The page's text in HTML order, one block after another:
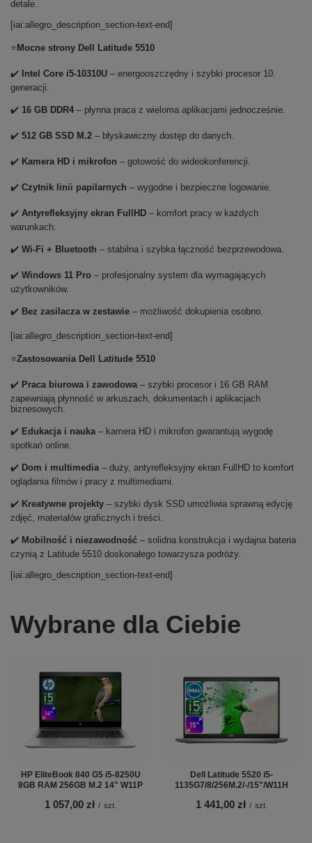
detale.
[iai:allegro_description_section-text-end]
⭐ Mocne strony Dell Latitude 5510
✔️ Intel Core i5-10310U – energooszczędny i szybki procesor 10.
generacji.
✔️ 16 GB DDR4 – płynna praca z wieloma aplikacjami jednocześnie.
✔️ 512 GB SSD M.2 – błyskawiczny dostęp do danych.
✔️ Kamera HD i mikrofon – gotowość do wideokonferencji.
✔️ Czytnik linii papilarnych – wygodne i bezpieczne logowanie.
✔️ Antyrefleksyjny ekran FullHD – komfort pracy w każdych
warunkach.
✔️ Wi-Fi + Bluetooth – stabilna i szybka łączność bezprzewodowa.
✔️ Windows 11 Pro – profesjonalny system dla wymagających
użytkowników.
✔️ Bez zasilacza w zestawie – możliwość dokupienia osobno.
[iai:allegro_description_section-text-end]
⭐Zastosowania Dell Latitude 5510
✔️ Praca biurowa i zawodowa– szybki procesor i 16 GB RAM
zapewniają płynność w arkuszach, dokumentach i aplikacjach
biznesowych.
✔️ Edukacja i nauka– kamera HD i mikrofon gwarantują wygodę
spotkań online.
✔️ Dom i multimedia– duży, antyrefleksyjny ekran FullHD to komfort
oglądania filmów i pracy z multimediami.
✔️ Kreatywne projekty – szybki dysk SSD umożliwia sprawną edycję
zdjęć, materiałów graficznych i treści.
✔️ Mobilność i niezawodność – solidna konstrukcja i wydajna bateria
czynią z Latitude 5510 doskonałego towarzysza podróży.
[iai:allegro_description_section-text-end]
Wybrane dla Ciebie
HP EliteBook 840 G5 i5-8250U
8GB RAM 256GB M.2 14" W11P
1 057,00 zł / szt.
Dell Latitude 5520 i5-
1135G7/8/256M.2/-/15"/W11H
1 441,00 zł / szt.